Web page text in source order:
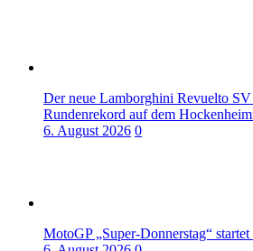
Der neue Lamborghini Revuelto SV
Rundenrekord auf dem
6. August 2026 0
MotoGP „Super-Donnerstag“